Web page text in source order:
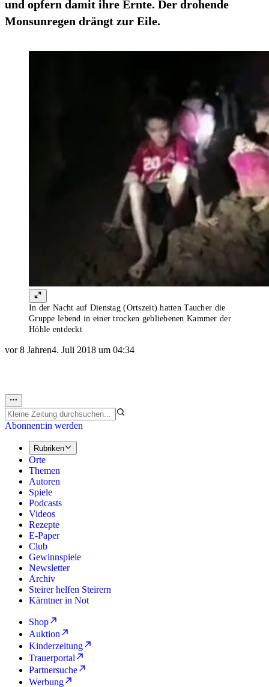
und opfern damit ihre Ernte. Der drohende
Monsunregen drängt zur Eile.
In der Nacht auf Dienstag (Ortszeit) hatten Taucher die
Gruppe lebend in einer trocken gebliebenen Kammer der
Höhle entdeckt
vor 8 Jahren4. Juli 2018 um 04:34
Abonnent:in werden
Rubriken
Orte
Themen
Autoren
Spiele
Podcasts
Videos
Rezepte
E-Paper
Club
Gewinnspiele
Newsletter
Archiv
Steirer helfen Steirern
Kärntner in Not
Shop
Auktion
Kinderzeitung
Trauerportal
Partnersuche
Werbung